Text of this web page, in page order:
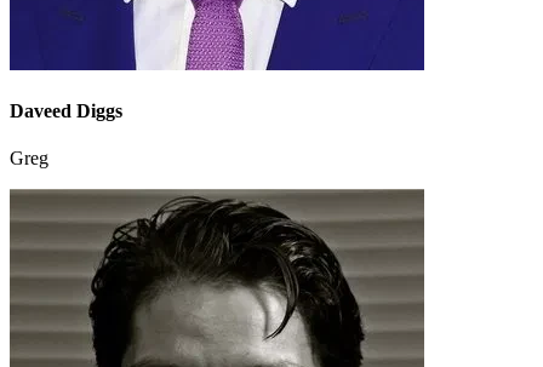
Daveed Diggs
Greg